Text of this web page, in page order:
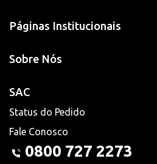
Páginas Institucionais
Sobre Nós
SAC
Status do Pedido
Fale Conosco
0800 727 2273